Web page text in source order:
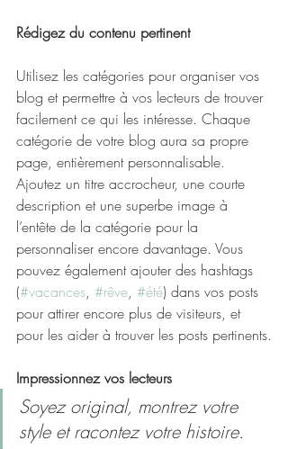
Rédigez du contenu pertinent
Utilisez les catégories pour organiser vos
blog et permettre à vos lecteurs de trouver
facilement ce qui les intéresse. Chaque
catégorie de votre blog aura sa propre
page, entièrement personnalisable.
Ajoutez un titre accrocheur, une courte
description et une superbe image à
l’entête de la catégorie pour la
personnaliser encore davantage. Vous
pouvez également ajouter des hashtags
(#vacances, #rêve, #été) dans vos posts
pour attirer encore plus de visiteurs, et
pour les aider à trouver les posts pertinents.
Impressionnez vos lecteurs
Soyez original, montrez votre
style et racontez votre histoire.